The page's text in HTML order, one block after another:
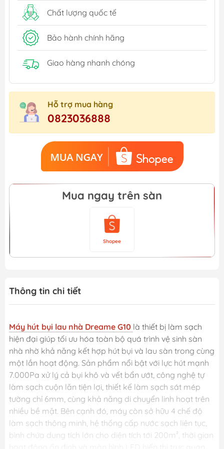
Chất lượng quốc tế
Bảo hành chính hãng
Giao hàng nhanh chóng
Hỗ trợ mua hàng
0823036888
Mua ngay trên sàn
Shopee
Thông tin chi tiết
Máy hút bụi lau nhà Dreame G10 là thiết bị làm sạch
hiện đại giúp tối ưu hóa toàn bộ quá trình vệ sinh sàn
nhà nhờ khả năng kết hợp hút bụi và lau sàn trong cùng
một lần hoạt động. Sản phẩm nổi bật với lực hút mạnh
7.000Pa xử lý cả bụi khô và vết bẩn ướt, công nghệ tự
làm sạch cuộn lăn tiện lợi, thiết kế làm sạch sát mép
tường chỉ 6mm, cùng khả năng di chuyển linh hoạt trên
nhiều bề mặt. Bên cạnh đó, máy còn sở hữu 4 chế độ
làm sạch thông minh, hệ thống cấp nước sạch liên tục,
bình chứa dung tích lớn cho diện tích tới 200m², thời gian